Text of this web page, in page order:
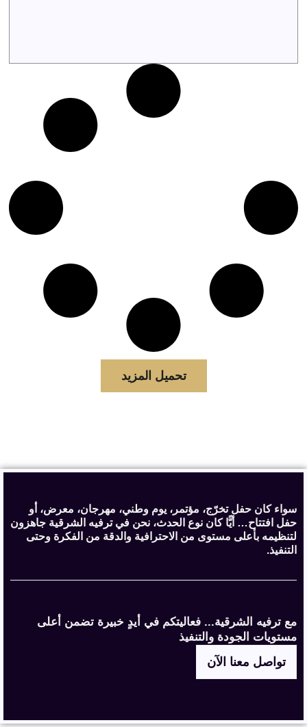
تحميل المزيد
سواء كان حفل تخرّج، مؤتمر، يوم وطني، مهرجان، معرض، أو
حفل افتتاح… أيًّا كان نوع الحدث، نحن في ترفيه الشرقية جاهزون
لتنظيمه بأعلى مستوى من الاحترافية والدقة من الفكرة وحتى
التنفيذ.
مع ترفيه الشرقية... فعاليتكم في أيدٍ خبيرة تضمن أعلى
مستويات الجودة والتنفيذ
تواصل معنا الآن